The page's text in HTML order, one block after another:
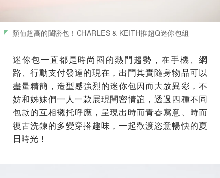
顏值超高的閨密包！CHARLES & KEITH推超Q迷你包組
迷你包一直都是時尚圈的熱門趨勢，在手機、網
路、行動支付發達的現在，出門其實隨身物品可以
盡量精簡，造型感強烈的迷你包因而大放異彩，不
妨和姊妹們一人一款展現閨密情誼，透過四種不同
包款的互相襯托呼應，呈現出時而青春寫意、時而
復古洗鍊的多變穿搭趣味，一起歡渡恣意暢快的夏
日時光！